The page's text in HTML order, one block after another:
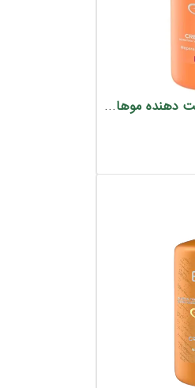
کرم مو لورال دریم لانگ حالت دهنده موهای بلند 300 میل